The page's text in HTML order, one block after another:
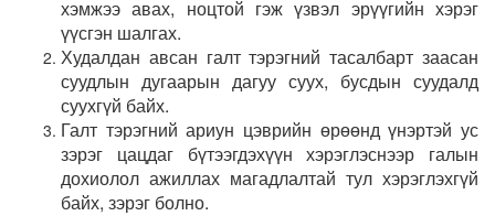
хэмжээ авах, ноцтой гэж үзвэл эрүүгийн хэрэг
үүсгэн шалгах.
Худалдан авсан галт тэрэгний тасалбарт заасан
суудлын дугаарын дагуу суух, бусдын суудалд
суухгүй байх.
Галт тэрэгний ариун цэврийн өрөөнд үнэртэй ус
зэрэг цацдаг бүтээгдэхүүн хэрэглэснээр галын
дохиолол ажиллах магадлалтай тул хэрэглэхгүй
байх, зэрэг болно.